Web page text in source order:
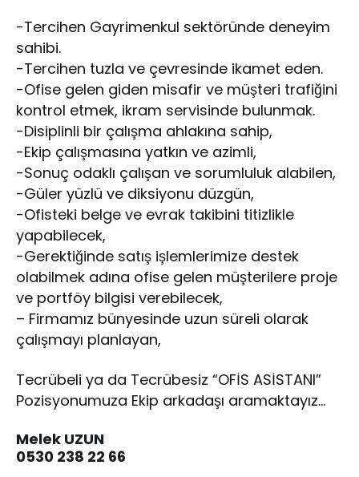
-Tercihen Gayrimenkul sektöründe deneyim
sahibi.
-Tercihen tuzla ve çevresinde ikamet eden.
-Ofise gelen giden misafir ve müşteri trafiğini
kontrol etmek, ikram servisinde bulunmak.
-Disiplinli bir çalışma ahlakına sahip,
-Ekip çalışmasına yatkın ve azimli,
-Sonuç odaklı çalışan ve sorumluluk alabilen,
-Güler yüzlü ve diksiyonu düzgün,
-Ofisteki belge ve evrak takibini titizlikle
yapabilecek,
-Gerektiğinde satış işlemlerimize destek
olabilmek adına ofise gelen müşterilere proje
ve portföy bilgisi verebilecek,
– Firmamız bünyesinde uzun süreli olarak
çalışmayı planlayan,
Tecrübeli ya da Tecrübesiz “OFİS ASİSTANI”
Pozisyonumuza Ekip arkadaşı aramaktayız…
Melek UZUN
0530 238 22 66